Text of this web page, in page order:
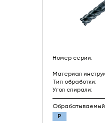
Номер серии:
Материал
Тип обработки:
Угол спирали:
P